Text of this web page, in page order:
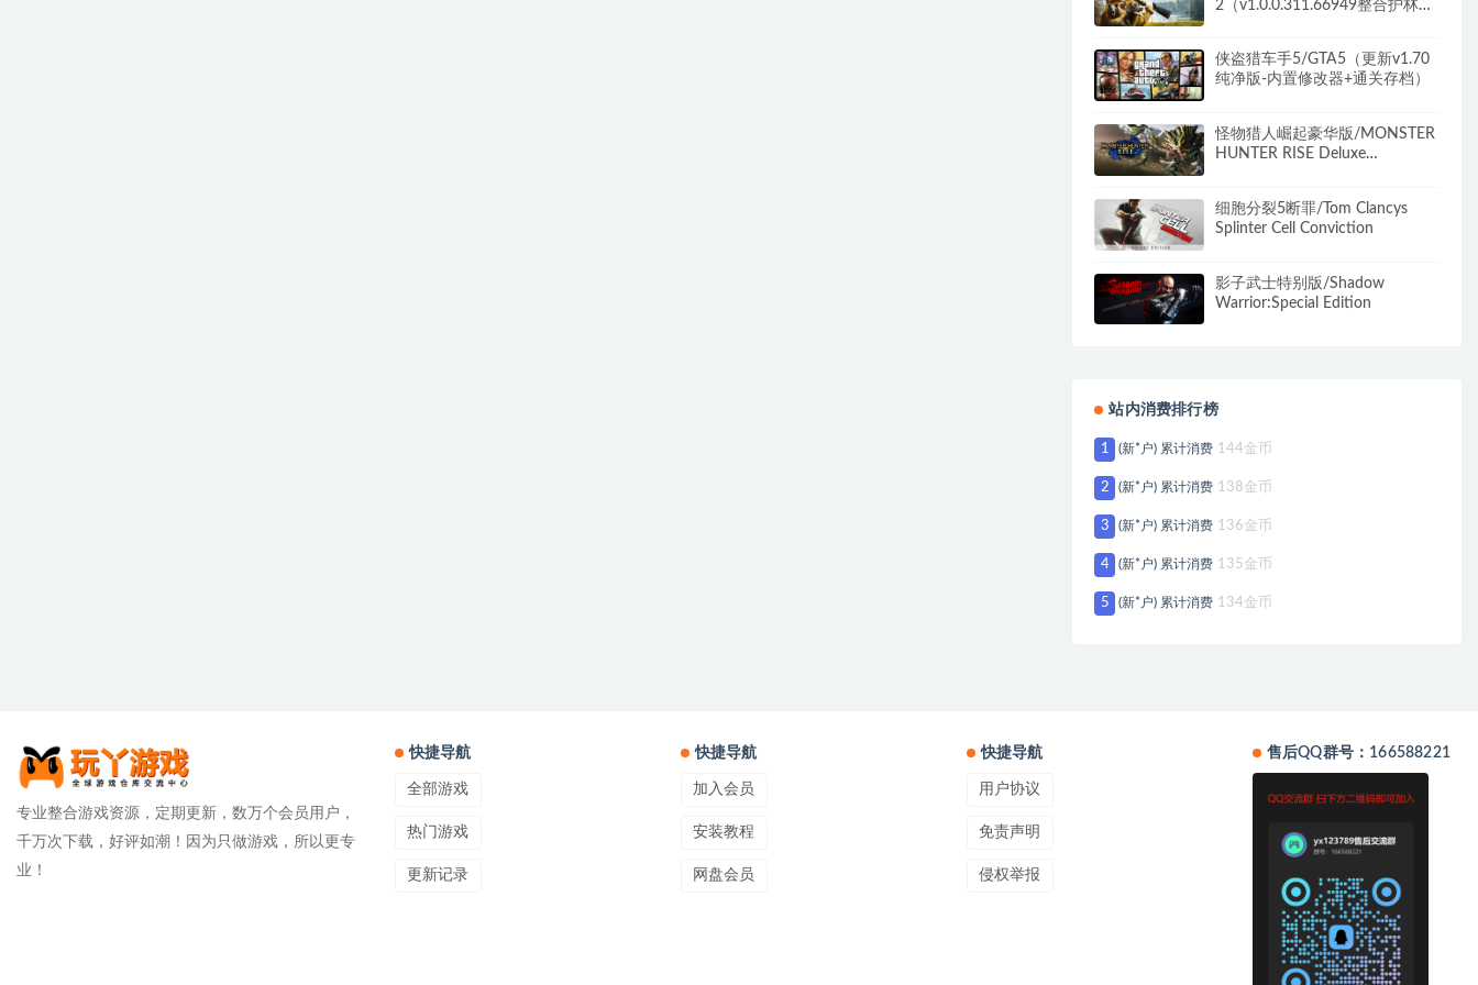
2（v1.0.0.311.66949整合护林员
侠盗猎车手5/GTA5（更新v1.70
纯净版-内置修改器+通关存档）
怪物猎人崛起豪华版/MONSTER
HUNTER RISE Deluxe
细胞分裂5断罪/Tom Clancys
Splinter Cell Conviction
影子武士特别版/Shadow
Warrior:Special Edition
站内消费排行榜
1 (新*户) 累计消费 144金币
2 (新*户) 累计消费 138金币
3 (新*户) 累计消费 136金币
4 (新*户) 累计消费 135金币
5 (新*户) 累计消费 134金币
专业整合游戏资源，定期更新，数万个会员用户，
千万次下载，好评如潮！因为只做游戏，所以更专
业！
快捷导航
全部游戏
热门游戏
更新记录
快捷导航
加入会员
安装教程
网盘会员
快捷导航
用户协议
免责声明
侵权举报
售后QQ群号：166588221